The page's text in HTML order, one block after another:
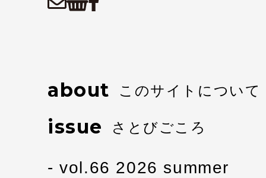
about このサイトについて
issue さとびごころ
vol.66 2026 summer